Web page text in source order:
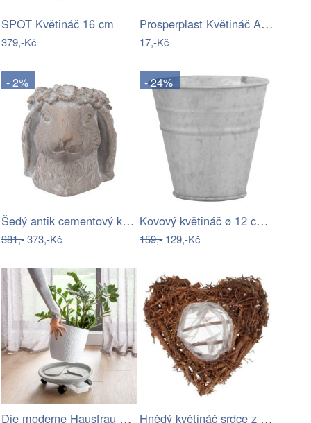
SPOT Květináč 16 cm
379,-Kč
Prosperplast Květináč Areca grafit,…
17,-Kč
- 2%
Šedý antik cementový květináč hlava…
381,-373,-Kč
- 24%
Kovový květináč ø 12 cm – Esschert…
159,-129,-Kč
Die moderne Hausfrau Pojízdná miska pod… Hnědý květináč srdce z kořenů Root Wood…